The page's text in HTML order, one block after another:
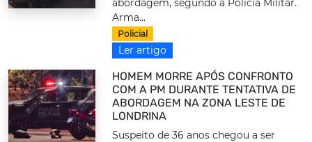
Arma...
Policial
Ler artigo
HOMEM MORRE APÓS CONFRONTO
COM A PM DURANTE TENTATIVA DE
ABORDAGEM NA ZONA LESTE DE
LONDRINA
Suspeito de 36 anos chegou a ser